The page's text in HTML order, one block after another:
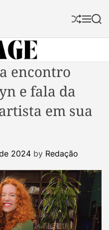
S
f
M S
c
encontro
e fala da
em sua
2024 by Redação